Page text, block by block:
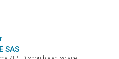
jacquard affirmé. Cette gamme
solutions fonctionnelles : de
les intérieurs.
SAS